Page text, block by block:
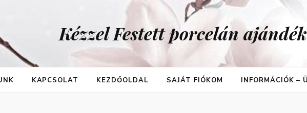
Kézzel Festett porcelán
KAPCSOLAT KEZDŐOLDAL SAJÁT FIÓKOM INFORMÁCIÓK –